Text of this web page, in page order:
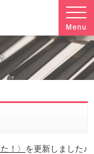
配送なら料金も魅力の当社へ
！〉 を更新しました♪